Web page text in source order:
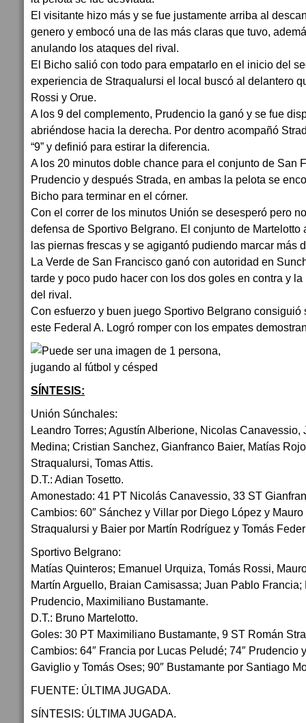
El visitante hizo más y se fue justamente arriba al
genero y embocó una de las más claras que tuvo,
anulando los ataques del rival.
El Bicho salió con todo para empatarlo en el inicio del
experiencia de Straqualursi el local buscó al delantero
Rossi y Orue.
A los 9 del complemento, Prudencio la ganó y se fue
abriéndose hacia la derecha. Por dentro acompañó
“9” y definió para estirar la diferencia.
A los 20 minutos doble chance para el conjunto de San
Prudencio y después Strada, en ambas la pelota se
Bicho para terminar en el córner.
Con el correr de los minutos Unión se desesperó pero
defensa de Sportivo Belgrano. El conjunto de Martelotto
las piernas frescas y se agigantó pudiendo marcar más
La Verde de San Francisco ganó con autoridad en
tarde y poco pudo hacer con los dos goles en contra y
del rival.
Con esfuerzo y buen juego Sportivo Belgrano consiguió
este Federal A. Logró romper con los empates
SÍNTESIS:
Unión Súnchales:
Leandro Torres; Agustín Alberione, Nicolas Canavessio,
Medina; Cristian Sanchez, Gianfranco Baier, Matías
Straqualursi, Tomas Attis.
D.T.: Adian Tosetto.
Amonestado: 41 PT Nicolás Canavessio, 33 ST
Cambios: 60″ Sánchez y Villar por Diego López y
Straqualursi y Baier por Martín Rodríguez y Tomás
Sportivo Belgrano:
Matías Quinteros; Emanuel Urquiza, Tomás Rossi,
Martín Arguello, Braian Camisassa; Juan Pablo
Prudencio, Maximiliano Bustamante.
D.T.: Bruno Martelotto.
Goles: 30 PT Maximiliano Bustamante, 9 ST Román
Cambios: 64″ Francia por Lucas Peludé; 74″ Prudencio
Gaviglio y Tomás Oses; 90″ Bustamante por Santiago
FUENTE: ÚLTIMA JUGADA.
SÍNTESIS: ÚLTIMA JUGADA.